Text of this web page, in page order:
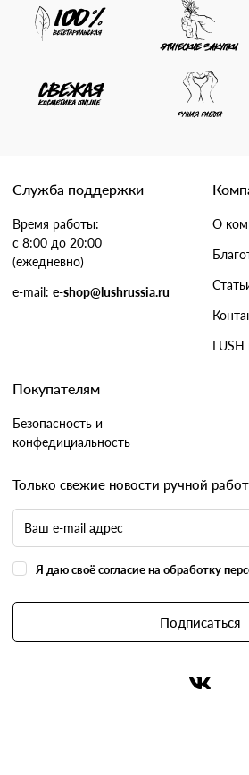
Служба поддержки
Время работы:
с 8:00 до 20:00
(ежедневно)
e-mail: e-shop@lushrussia.ru
О
Покупателям
Безопасность и
конфедициальность
Только свежие новости ручной
Я даю своё согласие на обработку
Подписаться